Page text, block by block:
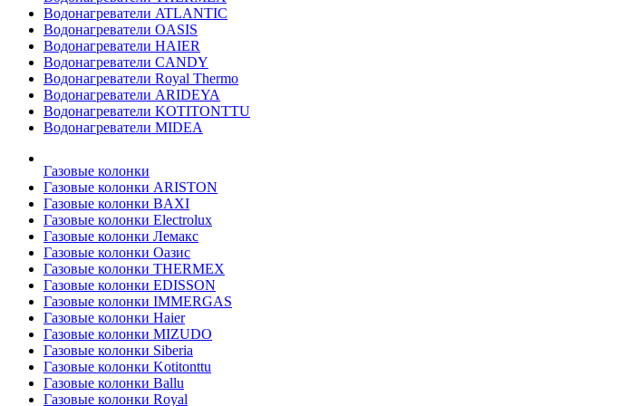
Водонагреватели ATLANTIC
Водонагреватели OASIS
Водонагреватели HAIER
Водонагреватели CANDY
Водонагреватели Royal Thermo
Водонагреватели ARIDEYA
Водонагреватели KOTITONTTU
Водонагреватели MIDEA
Газовые колонки
Газовые колонки ARISTON
Газовые колонки BAXI
Газовые колонки Electrolux
Газовые колонки Лемакс
Газовые колонки Оазис
Газовые колонки THERMEX
Газовые колонки EDISSON
Газовые колонки IMMERGAS
Газовые колонки Haier
Газовые колонки MIZUDO
Газовые колонки Siberia
Газовые колонки Kotitonttu
Газовые колонки Ballu
Газовые колонки Royal